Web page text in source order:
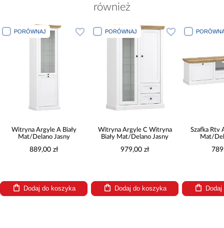
również
PORÓWNAJ
Witryna Argyle A Biały
Mat/Delano Jasny
889,00 zł
Dodaj do koszyka
PORÓWNAJ
Witryna Argyle C Witryna
Biały Mat/Delano Jasny
979,00 zł
Dodaj do koszyka
Szafka Rtv
Mat/